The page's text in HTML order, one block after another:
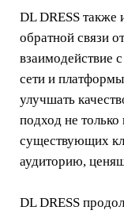
DL DRESS также
обратной связи
взаимодействие
сети и
улучшать
подход не
существующих
аудиторию,
DL DRESS